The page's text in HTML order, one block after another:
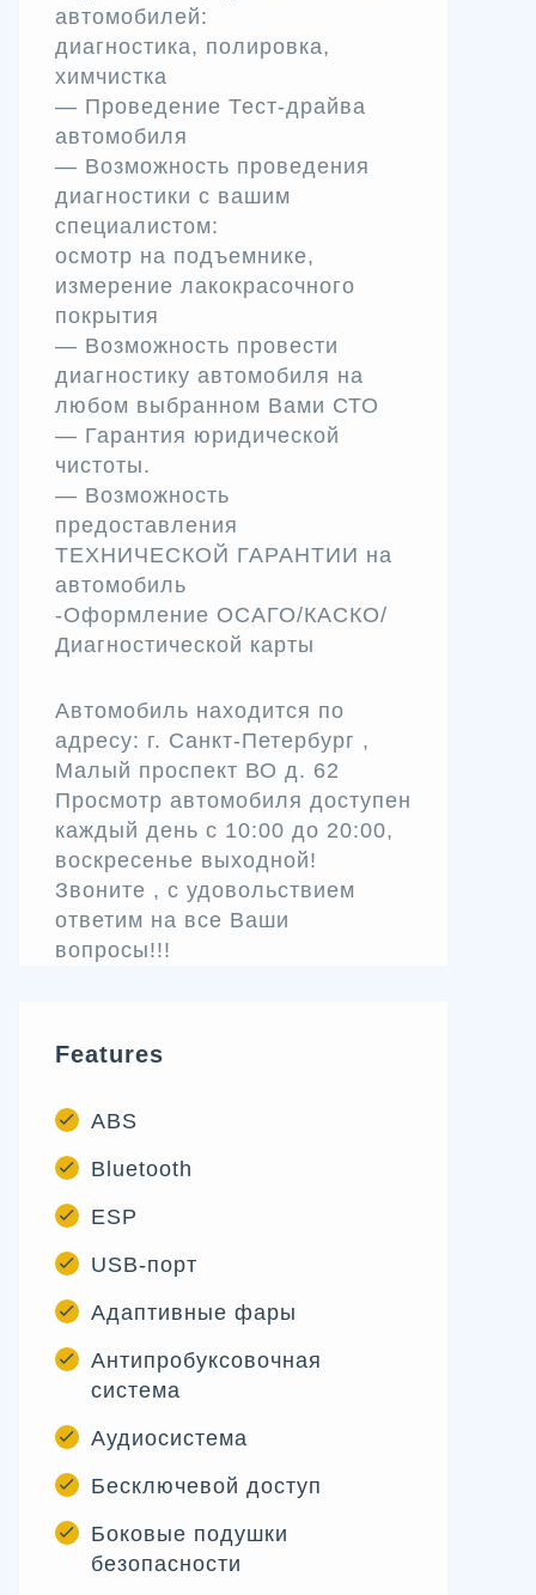
автомобилей:
диагностика, полировка,
химчистка
— Проведение Тест-драйва
автомобиля
— Возможность проведения
диагностики с вашим
специалистом:
осмотр на подъемнике,
измерение лакокрасочного
покрытия
— Возможность провести
диагностику автомобиля на
любом выбранном Вами СТО
— Гарантия юридической
чистоты.
— Возможность
предоставления
ТЕХНИЧЕСКОЙ ГАРАНТИИ на
автомобиль
-Оформление ОСАГО/КАСКО/
Диагностической карты
Автомобиль находится по
адресу: г. Санкт-Петербург ,
Малый проспект ВО д. 62
Просмотр автомобиля доступен
каждый день с 10:00 до 20:00,
воскресенье выходной!
Звоните , с удовольствием
ответим на все Ваши
вопросы!!!
Features
ABS
Bluetooth
ESP
USB-порт
Адаптивные фары
Антипробуксовочная
система
Аудиосистема
Бесключевой доступ
Боковые подушки
безопасности